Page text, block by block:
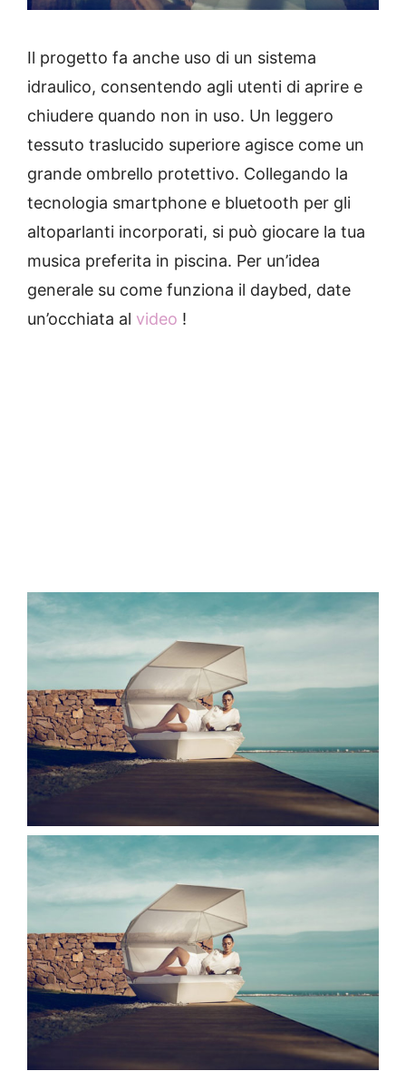
Il progetto fa anche uso di un sistema
idraulico, consentendo agli utenti di aprire e
chiudere quando non in uso. Un leggero
tessuto traslucido superiore agisce come un
grande ombrello protettivo. Collegando la
tecnologia smartphone e bluetooth per gli
altoparlanti incorporati, si può giocare la tua
musica preferita in piscina. Per un’idea
generale su come funziona il daybed, date
un’occhiata al video !